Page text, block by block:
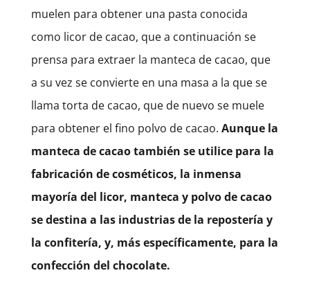
muelen para obtener una pasta conocida
como licor de cacao, que a continuación se
prensa para extraer la manteca de cacao, que
a su vez se convierte en una masa a la que se
llama torta de cacao, que de nuevo se muele
para obtener el fino polvo de cacao. Aunque la
manteca de cacao también se utilice para la
fabricación de cosméticos, la inmensa
mayoría del licor, manteca y polvo de cacao
se destina a las industrias de la repostería y
la confitería, y, más específicamente, para la
confección del chocolate.